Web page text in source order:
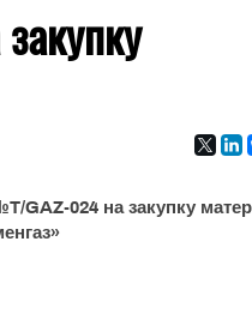
GAZ-024 на закупку